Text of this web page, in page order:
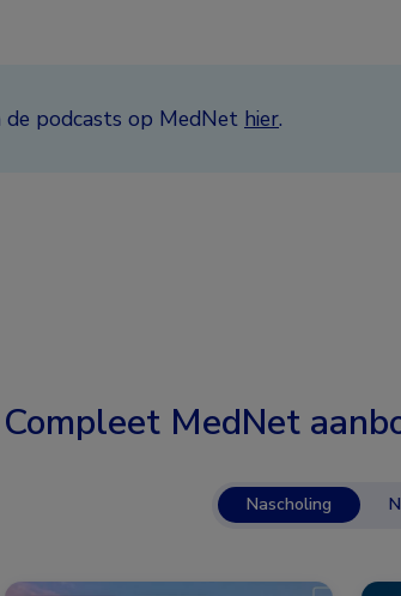
podcasts op MedNet hier.
Compleet MedNet
Nascholing